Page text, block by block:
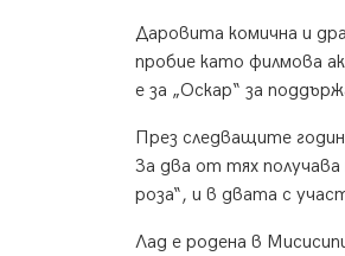
Даровита комична и
пробие като филмова
е за „Оскар“ за
През следващите
За два от тях
роза“, и в двата с
Лад е родена в